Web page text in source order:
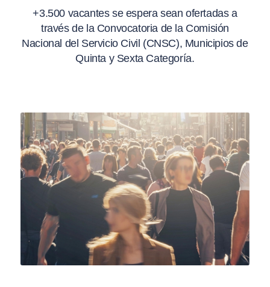
+3.500 vacantes se espera sean ofertadas a
través de la Convocatoria de la Comisión
Nacional del Servicio Civil (CNSC), Municipios de
Quinta y Sexta Categoría.